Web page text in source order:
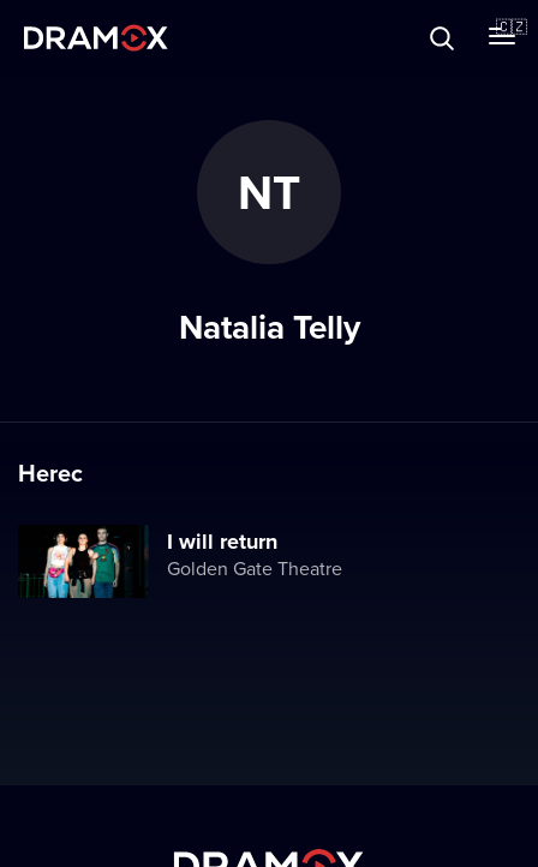
🇨🇿
NT
Natalia Telly
Herec
I will return
Golden Gate Theatre